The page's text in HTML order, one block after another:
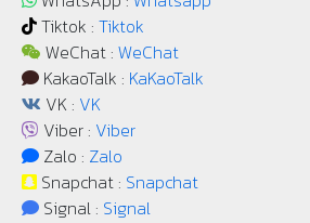
Tiktok : Tiktok
WeChat : WeChat
KakaoTalk : KaKaoTalk
VK : VK
Viber : Viber
Zalo : Zalo
Snapchat : Snapchat
Signal : Signal